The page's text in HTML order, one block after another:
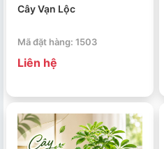
Cây Vạn Lộc
Mã đặt hàng: 1503
Liên hệ